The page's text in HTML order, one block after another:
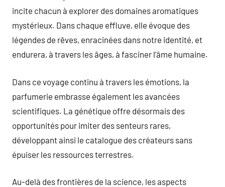
incite chacun à explorer des domaines aromatiques
mystérieux. Dans chaque effluve, elle évoque des
légendes de rêves, enracinées dans notre identité, et
endurera, à travers les âges, à fasciner l’âme humaine.
Dans ce voyage continu à travers les émotions, la
parfumerie embrasse également les avancées
scientifiques. La génétique offre désormais des
opportunités pour imiter des senteurs rares,
développant ainsi le catalogue des créateurs sans
épuiser les ressources terrestres.
Au-delà des frontières de la science, les aspects